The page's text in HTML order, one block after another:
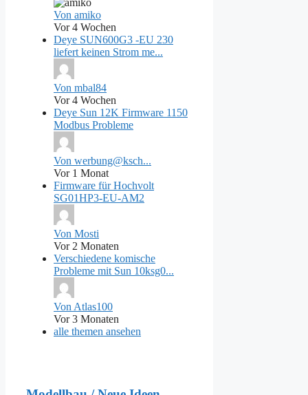
Von amiko
Vor 4 Wochen
Deye SUN600G3 -EU 230
liefert keinen Strom me...
Von mbal84
Vor 4 Wochen
Deye Sun 12K Firmware 1150
Modbus Probleme
Von werbung@ksch...
Vor 1 Monat
Firmware für Hochvolt
SG01HP3-EU-AM2
Von Mosti
Vor 2 Monaten
Verschiedene komische
Probleme mit Sun 10ksg0...
Von Atlas100
Vor 3 Monaten
alle themen ansehen